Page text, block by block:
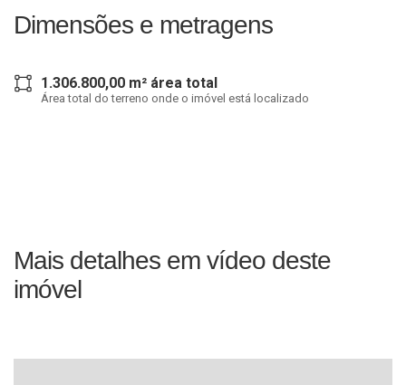
Dimensões e metragens
1.306.800,00 m² área total
Área total do terreno onde o imóvel está localizado
Mais detalhes em vídeo deste
imóvel